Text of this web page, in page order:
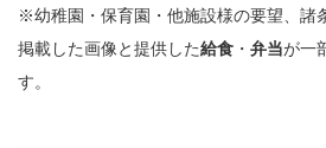
※幼稚園・保育園・他施設様の要望、諸
掲載した画像と提供した給食 ・ 弁当が一
す。